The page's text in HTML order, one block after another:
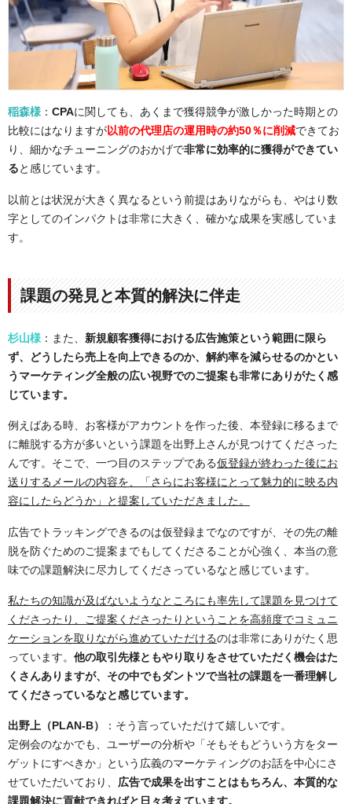
稲森様 ： CPAに関しても、あくまで獲得競争が激しかった時期との
比較にはなりますが以前の代理店の運用時の約50％に削減できてお
り、細かなチューニングのおかげで非常に効率的に獲得ができてい
ると感じています。
以前とは状況が大きく異なるという前提はありながらも、やはり数
字としてのインパクトは非常に大きく、確かな成果を実感していま
す。
課題の発見と本質的解決に伴走
杉山様 ：また、 新規顧客獲得における広告施策という範囲に限ら
ず、どうしたら売上を向上できるのか、解約率を減らせるのかとい
うマーケティング全般の広い視野でのご提案も非常にありがたく感
じています。
例えばある時、お客様がアカウントを作った後、本登録に移るまで
に離脱する方が多いという課題を出野上さんが見つけてくださった
んです。そこで、一つ目のステップである仮登録が終わった後にお
送りするメールの内容を、「さらにお客様にとって魅力的に映る内
容にしたらどうか」と提案していただきました。
広告でトラッキングできるのは仮登録までなのですが、その先の離
脱を防ぐためのご提案までもしてくださることが心強く、本当の意
味での課題解決に尽力してくださっているなと感じています。
私たちの知識が及ばないようなところにも率先して課題を見つけて
くださったり、ご提案くださったりということを高頻度でコミュニ
ケーションを取りながら進めていただけるのは非常にありがたく思
っています。 他の取引先様ともやり取りをさせていただく機会はた
くさんありますが、その中でもダントツで当社の課題を一番理解し
てくださっているなと感じています。
出野上（PLAN-B）
：そう言っていただけて嬉しいです。
定例会のなかでも、ユーザーの分析や「そもそもどういう方をター
ゲットにすべきか」という広義のマーケティングのお話を中心にさ
せていただいており、 広告で成果を出すことはもちろん、本質的な
課題解決に貢献できればと日々考えています。